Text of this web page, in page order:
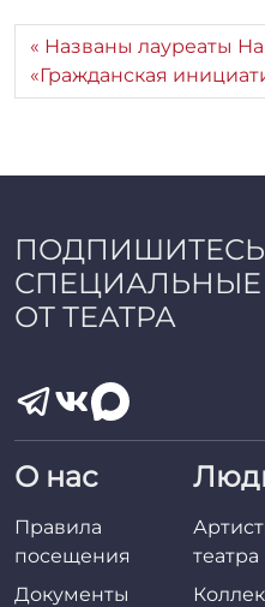
:
r
r
_
m
Названы лауреаты
«Гражданская
ОТ ТЕАТРА
О нас
Правила
посещения
Документы
театра